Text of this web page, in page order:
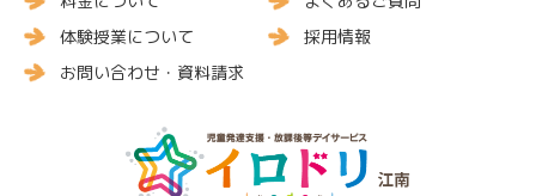
体験授業について
採用情報
お問い合わせ・資料請求